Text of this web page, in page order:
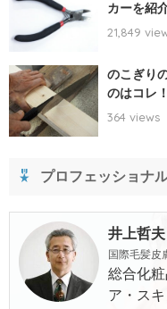
カーを紹
21,849
のこぎり
のはコレ！
364 views
プロフェッショナ
井上哲夫
国際毛髪皮
総合化
ア・ス